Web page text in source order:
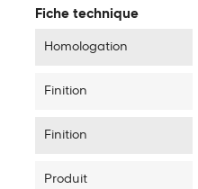
Fiche technique
Homologation
Finition
Finition
Produit